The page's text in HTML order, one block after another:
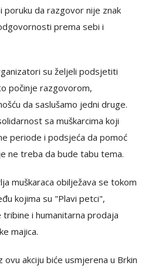
poruku da razgovor nije znak
prema sebi i
su željeli podsjetiti
počinje razgovorom,
da saslušamo jedni druge.
sa muškarcima koji
periode i podsjeća da pomoć
ne treba da bude tabu tema.
muškaraca obilježava se tokom
kojima su "Plavi petci",
i humanitarna prodaja
majica.
akciju biće usmjerena u Brkin